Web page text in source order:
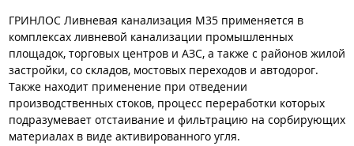
ГРИНЛОС Ливневая канализация М35 применяется в
комплексах ливневой канализации промышленных
площадок, торговых центров и АЗС, а также с районов жилой
застройки, со складов, мостовых переходов и автодорог.
Также находит применение при отведении
производственных стоков, процесс переработки которых
подразумевает отстаивание и фильтрацию на сорбирующих
материалах в виде активированного угля.